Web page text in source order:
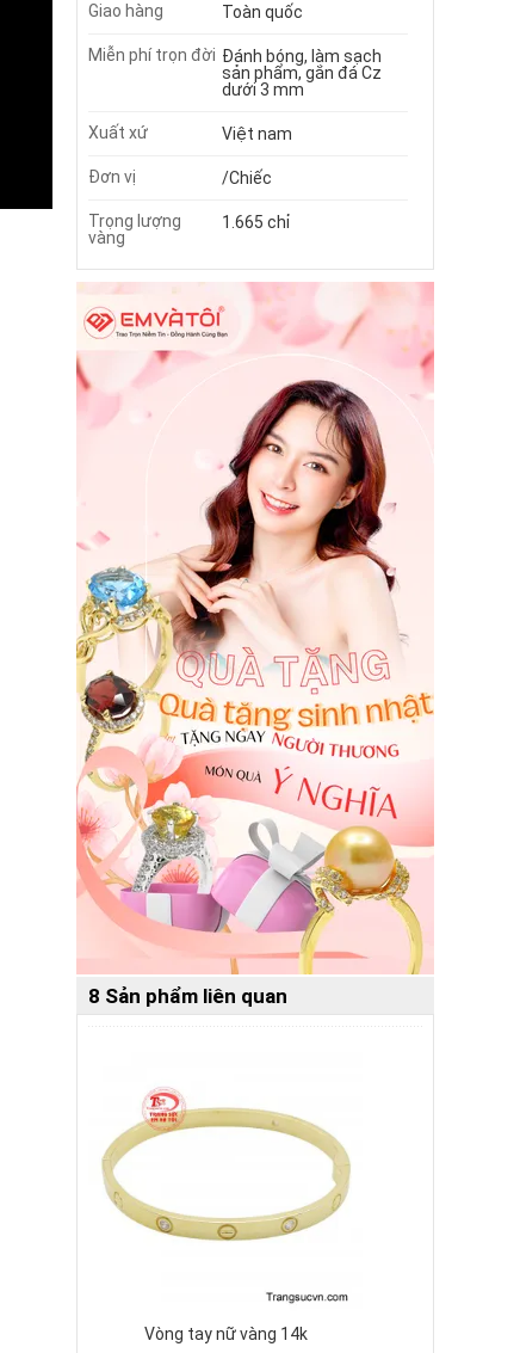
Giao hàng Toàn quốc
Miễn phí trọn đời Đánh bóng, làm sạch
sản phẩm, gắn đá Cz
dưới 3 mm
Xuất xứ Việt nam
Đơn vị /Chiếc
Trọng lượng
vàng
1.665 chỉ
8 Sản phẩm liên quan
Vòng tay nữ vàng 14k